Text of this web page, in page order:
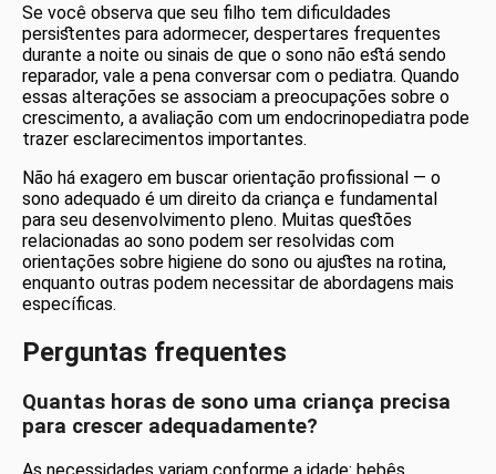
Se você observa que seu filho tem dificuldades
persistentes para adormecer, despertares frequentes
durante a noite ou sinais de que o sono não está sendo
reparador, vale a pena conversar com o pediatra. Quando
essas alterações se associam a preocupações sobre o
crescimento, a avaliação com um endocrinopediatra pode
trazer esclarecimentos importantes.
Não há exagero em buscar orientação profissional — o
sono adequado é um direito da criança e fundamental
para seu desenvolvimento pleno. Muitas questões
relacionadas ao sono podem ser resolvidas com
orientações sobre higiene do sono ou ajustes na rotina,
enquanto outras podem necessitar de abordagens mais
específicas.
Perguntas frequentes
Quantas horas de sono uma criança precisa
para crescer adequadamente?